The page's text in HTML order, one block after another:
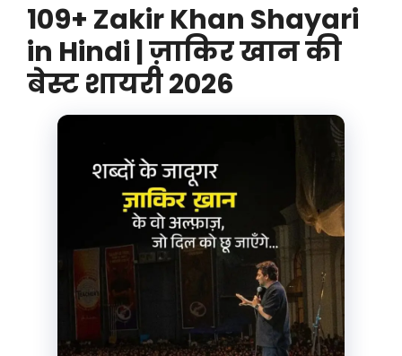
109+ Zakir Khan Shayari
in Hindi | ज़ाकिर खान की
बेस्ट शायरी 2026